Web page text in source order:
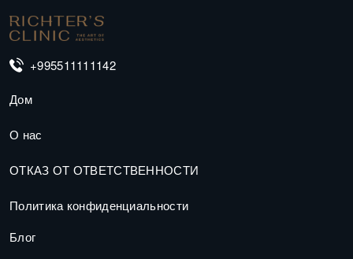
+995511111142
Дом
О нас
ОТКАЗ ОТ ОТВЕТСТВЕННОСТИ
Политика конфиденциальности
Блог